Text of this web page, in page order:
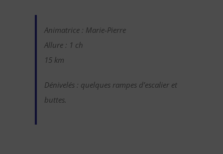
Animatrice : Marie-Pierre
Allure : 1 ch
15 km
Dénivelés : quelques rampes d’escalier et
buttes.